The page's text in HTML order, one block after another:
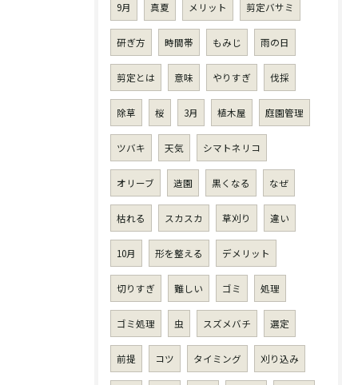
9月 真夏 メリット 剪定バサミ
研ぎ方 時間帯 もみじ 雨の日
剪定とは 意味 やりすぎ 伐採
除草 桜 3月 植木屋 庭園管理
ツバキ 天気 シマトネリコ
オリーブ 造園 黒くなる なぜ
枯れる スカスカ 草刈り 違い
10月 形を整える デメリット
切りすぎ 難しい ゴミ 処理
ゴミ処理 虫 スズメバチ 選定
前提 コツ タイミング 刈り込み